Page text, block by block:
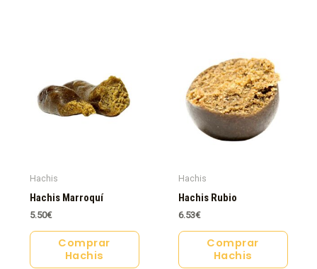
Hachis
Hachis Marroquí
5.50€
Comprar
Hachis
Hachis
Hachis Rubio
6.53€
Comprar
Hachis